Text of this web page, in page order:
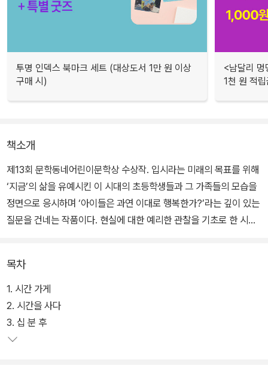
투명 인덱스 북마크 세트 (대상도서 1만 원 이상
구매 시)
<남달리
1천 원 적
책소개
제13회 문학동네어린이문학상 수상작. 입시라는 미래의 목표를 위해
‘지금’의 삶을 유예시킨 이 시대의 초등학생들과 그 가족들의 모습을
정면으로 응시하며 ‘아이들은 과연 이대로 행복한가?’라는 깊이 있는
질문을 건네는 작품이다. 현실에 대한 예리한 관찰을 기초로 한 시기
‘지금 쓸 수 있는 십 분’을 사기 위해서라면 과거의 행복한 기억쯤은
팔 수 있다는 윤아의 생각은, 단 십 분만이라도 온전한 자신만의 시간
을 필요로 하는 아이들 심리의 반증이면서 동시에 ‘장밋빛 미래를 위
해서라면 현재 삶의 기쁨은 희생시켜도 아깝지 않다’라는 어른들의
목차
1. 시간 가게
2. 시간을 사다
3. 십 분 후